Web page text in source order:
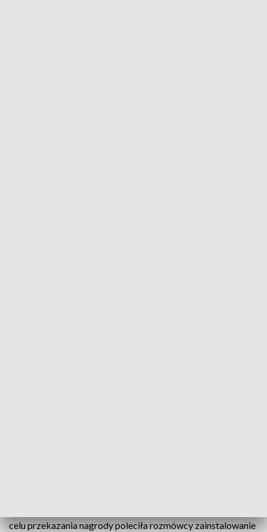
celu przekazania nagrody poleciła rozmówcy zainstalowanie